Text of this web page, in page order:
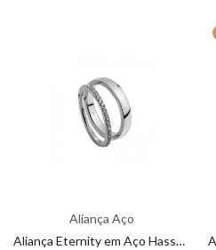
Aliança Aço
Aliança Eternity em Aço Hassu 7HSS010148A